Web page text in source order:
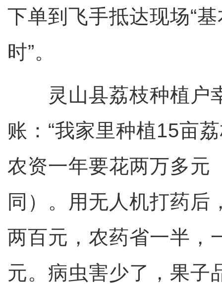
下单到飞手抵达现场“
时”。
灵山县荔枝种植户
账：“我家里种植15亩
农资一年要花两万多元
同）。用无人机打药后
两百元，农药省一半，
元。病虫害少了，果子